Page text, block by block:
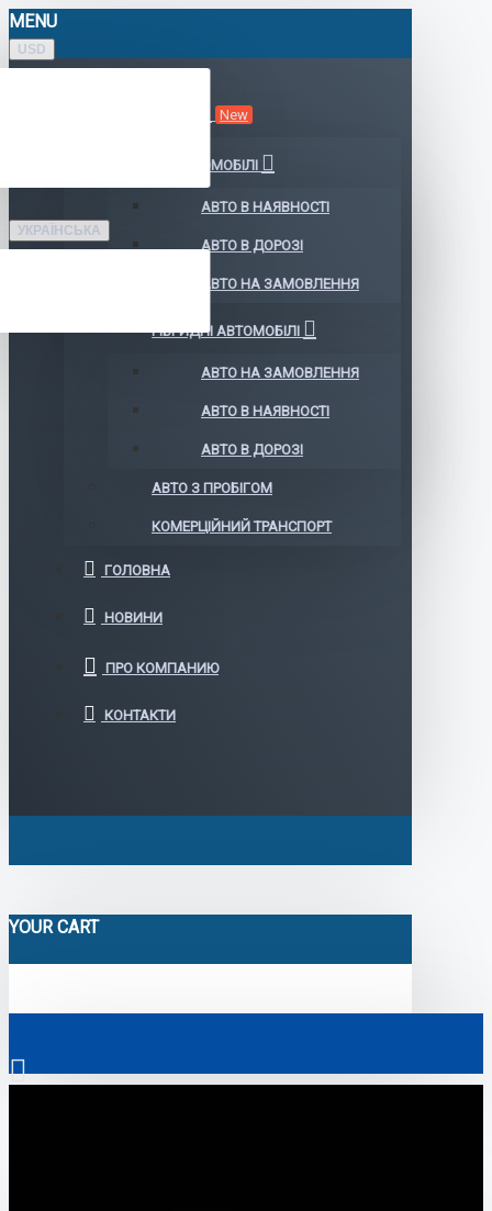
MENU
USD
УКРАЇНСЬКА
New
ЕЛЕКТРОМОБІЛІ
АВТО В НАЯВНОСТІ
АВТО В ДОРОЗІ
АВТО НА ЗАМОВЛЕННЯ
ГІБРИДНІ АВТОМОБІЛІ
АВТО НА ЗАМОВЛЕННЯ
АВТО В НАЯВНОСТІ
АВТО В ДОРОЗІ
АВТО З ПРОБІГОМ
КОМЕРЦІЙНИЙ ТРАНСПОРТ
ГОЛОВНА
НОВИНИ
ПРО КОМПАНИЮ
КОНТАКТИ
YOUR CART